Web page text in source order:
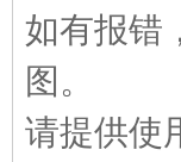
如有报错
图。
请提供使